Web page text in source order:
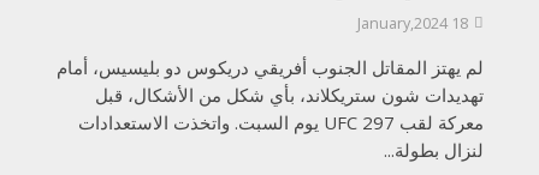
18 January,2024
لم يهتز المقاتل الجنوب أفريقي دريكوس دو بليسيس، أمام
تهديدات شون ستريكلاند، بأي شكل من الأشكال، قبل
معركة لقب UFC 297 يوم السبت. واتخذت الاستعدادات
لنزال بطولة...